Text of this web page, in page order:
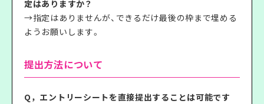
定はありますか？
→指定はありませんが、できるだけ最後の枠まで埋める
ようお願いします。
提出方法について
Q，エントリーシートを直接提出することは可能です